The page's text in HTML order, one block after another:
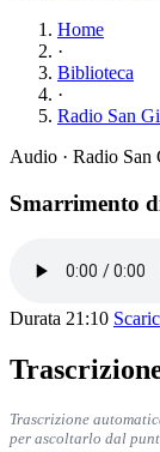
Home
·
Biblioteca
·
Radio San
Audio · Radio San
Smarrimento
Durata 21:10
Trascrizione
per ascoltarlo dal